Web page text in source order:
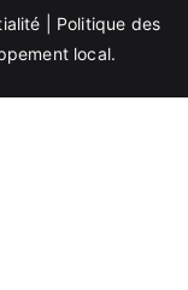
Politique des
local.